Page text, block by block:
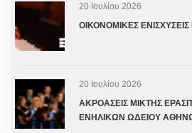
20 Ιουλίου 2026
ΟΙΚΟΝΟΜΙΚΕΣ
20 Ιουλίου 2026
ΑΚΡΟΑΣΕΙΣ ΜΙΚΤΗΣ
ΕΝΗΛΙΚΩΝ ΩΔΕΙΟΥ